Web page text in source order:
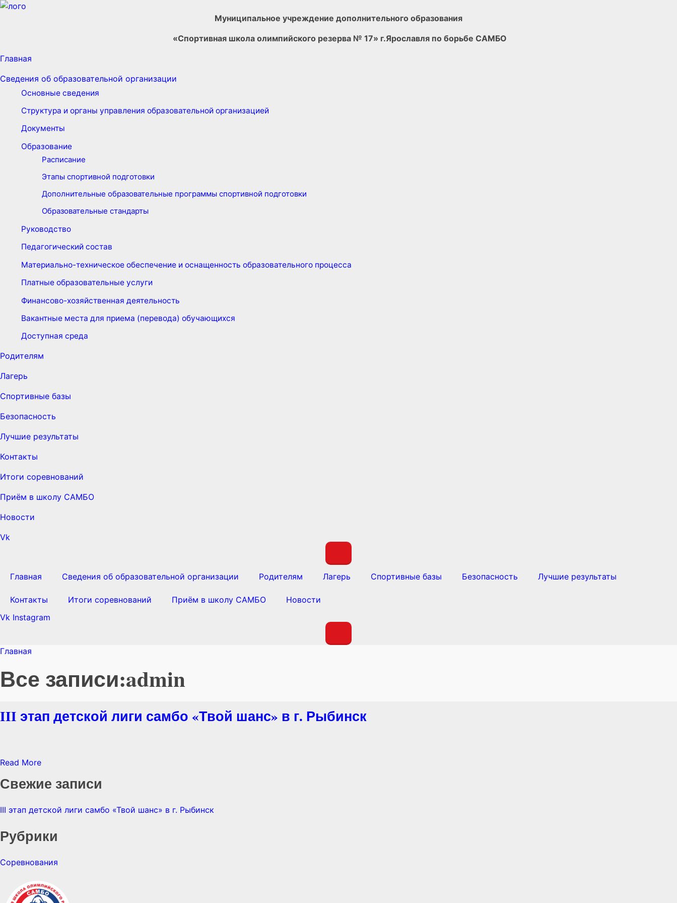
Муниципальное учреждение дополнительного образования
«Спортивная школа олимпийского резерва № 17» г.Ярославля по борьбе САМБО
Главная
Сведения об образовательной организации
Основные сведения
Структура и органы управления образовательной организацией
Документы
Образование
Расписание
Этапы спортивной подготовки
Дополнительные образовательные программы спортивной подготовки
Образовательные стандарты
Руководство
Педагогический состав
Материально-техническое обеспечение и оснащенность образовательного процесса
Платные образовательные услуги
Финансово-хозяйственная деятельность
Вакантные места для приема (перевода) обучающихся
Доступная среда
Родителям
Лагерь
Спортивные базы
Безопасность
Лучшие результаты
Контакты
Итоги соревнований
Приём в школу САМБО
Новости
Vk
Главная Сведения об образовательной организации Родителям Лагерь Спортивные базы Безопасность Лучшие результаты
Контакты Итоги соревнований Приём в школу САМБО
Новости
Vk Instagram
Главная
Все записи:admin
III этап детской лиги самбо «Твой шанс» в г. Рыбинск
Read More
Свежие записи
III этап детской лиги самбо «Твой шанс» в г. Рыбинск
Рубрики
Соревнования